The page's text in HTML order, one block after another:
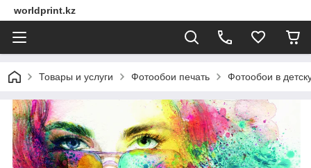
worldprint.kz
Товары и услуги Фотообои печать Фотообои в